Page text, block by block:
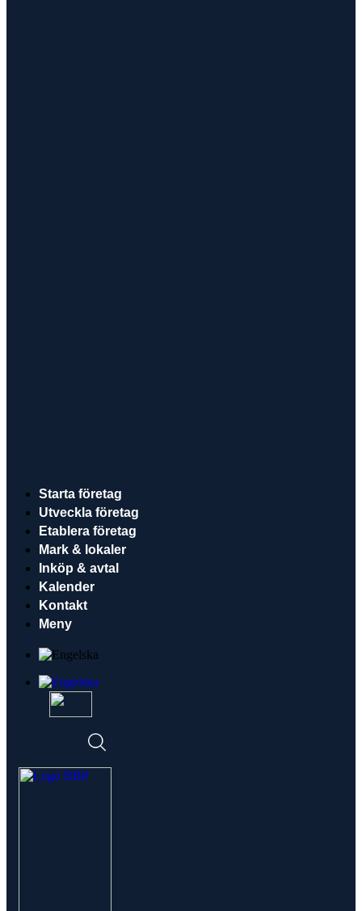
Starta företag
Utveckla företag
Etablera företag
Mark & lokaler
Inköp & avtal
Kalender
Kontakt
Meny